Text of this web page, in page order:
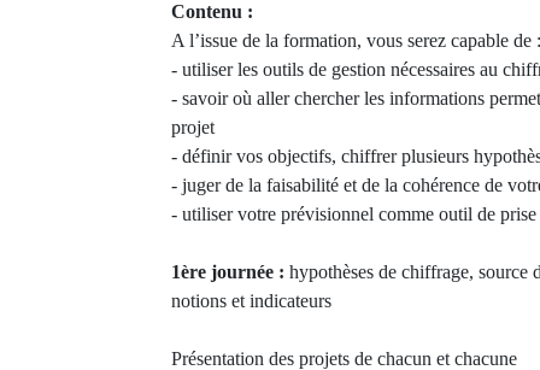
Contenu :
A l’issue de la formation, vous serez capable de :
- utiliser les outils de gestion nécessaires au
- savoir où aller chercher les informations
projet
- définir vos objectifs, chiffrer plusieurs
- juger de la faisabilité et de la cohérence de
- utiliser votre prévisionnel comme outil de
1ère journée : hypothèses de chiffrage, source
notions et indicateurs
Présentation des projets de chacun et chacune